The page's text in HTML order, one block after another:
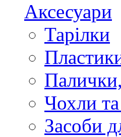
Аксесуари
Тарілки
Чохли
Засоби